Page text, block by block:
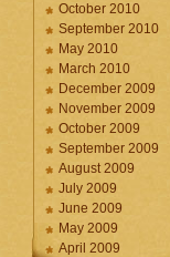
October 2010
September 2010
May 2010
March 2010
December 2009
November 2009
October 2009
September 2009
August 2009
July 2009
June 2009
May 2009
April 2009